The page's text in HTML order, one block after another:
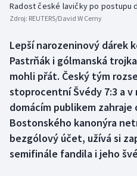
Boby a skeleton
Box
Curling
Dostihy
Florbal
Futsal
AZ kvíz
Radost české lavičky po postupu
Zdroj: REUTERS/David W Cerny
Lepší narozeninový dárek
Pastrňák i gólmanská
mohli přát. Český tým
stoprocentní Švédy 7:3 a
domácím publikem
Bostonského kanonýra
bezgólový účet, užívá si
semifinále fandila i jeho